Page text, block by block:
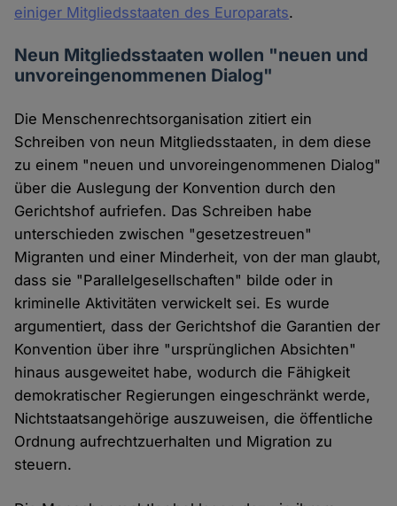
einiger Mitgliedsstaaten des Europarats.
Neun Mitgliedsstaaten wollen "neuen und
unvoreingenommenen Dialog"
Die Menschenrechtsorganisation zitiert ein
Schreiben von neun Mitgliedsstaaten, in dem diese
zu einem "neuen und unvoreingenommenen Dialog"
über die Auslegung der Konvention durch den
Gerichtshof aufriefen. Das Schreiben habe
unterschieden zwischen "gesetzestreuen"
Migranten und einer Minderheit, von der man glaubt,
dass sie "Parallelgesellschaften" bilde oder in
kriminelle Aktivitäten verwickelt sei. Es wurde
argumentiert, dass der Gerichtshof die Garantien der
Konvention über ihre "ursprünglichen Absichten"
hinaus ausgeweitet habe, wodurch die Fähigkeit
demokratischer Regierungen eingeschränkt werde,
Nichtstaatsangehörige auszuweisen, die öffentliche
Ordnung aufrechtzuerhalten und Migration zu
steuern.